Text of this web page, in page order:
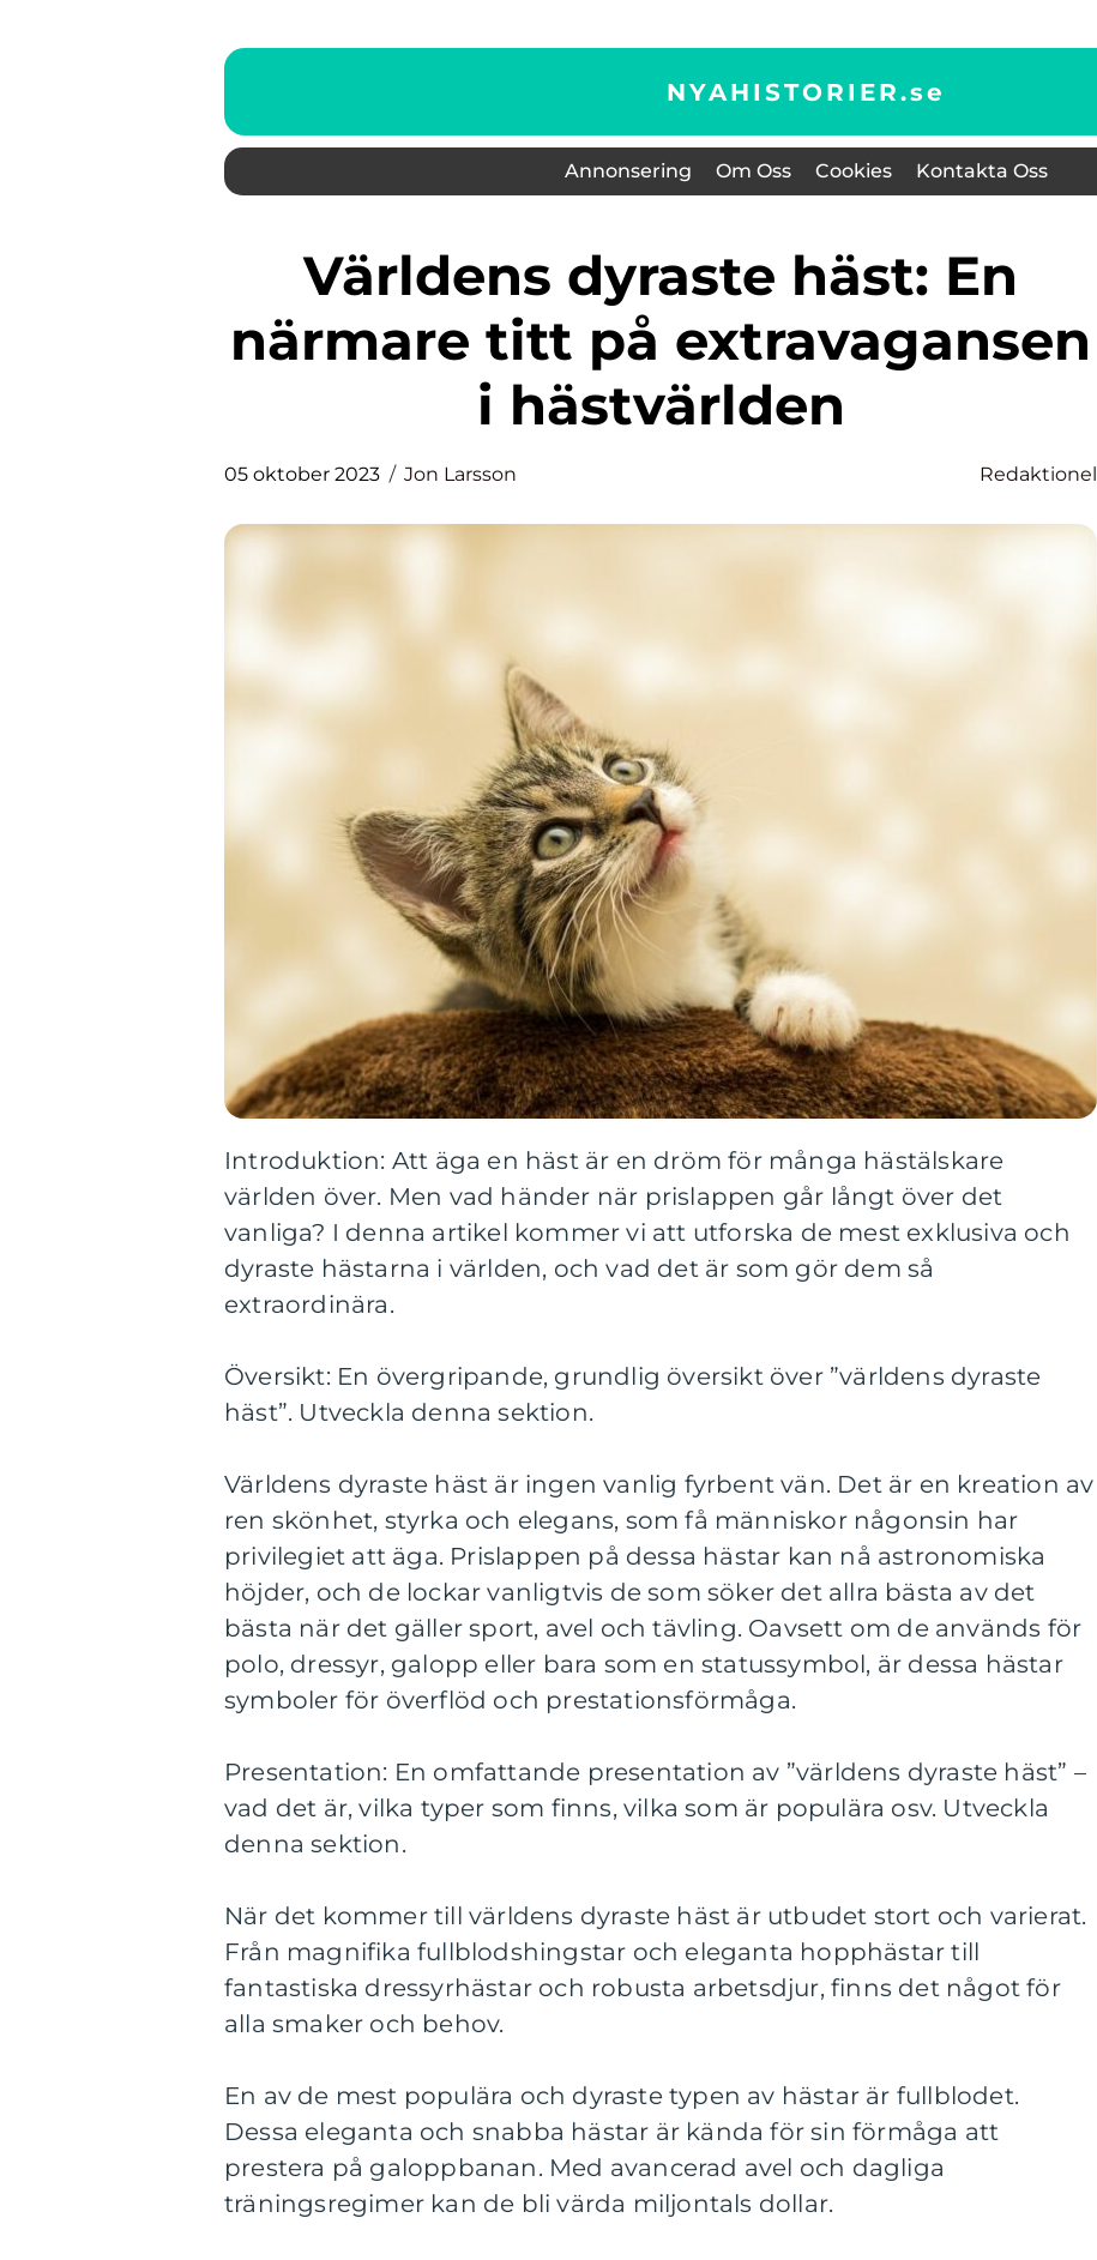
NYAHISTORIER.se
Annonsering Om Oss Cookies Kontakta Oss
Världens dyraste häst: En
närmare titt på extravagansen
i hästvärlden
05 oktober 2023 Jon Larsson Redaktionel
Introduktion: Att äga en häst är en dröm för många hästälskare
världen över. Men vad händer när prislappen går långt över det
vanliga? I denna artikel kommer vi att utforska de mest exklusiva och
dyraste hästarna i världen, och vad det är som gör dem så
extraordinära.
Översikt: En övergripande, grundlig översikt över ”världens dyraste
häst”. Utveckla denna sektion.
Världens dyraste häst är ingen vanlig fyrbent vän. Det är en kreation av
ren skönhet, styrka och elegans, som få människor någonsin har
privilegiet att äga. Prislappen på dessa hästar kan nå astronomiska
höjder, och de lockar vanligtvis de som söker det allra bästa av det
bästa när det gäller sport, avel och tävling. Oavsett om de används för
polo, dressyr, galopp eller bara som en statussymbol, är dessa hästar
symboler för överflöd och prestationsförmåga.
Presentation: En omfattande presentation av ”världens dyraste häst” –
vad det är, vilka typer som finns, vilka som är populära osv. Utveckla
denna sektion.
När det kommer till världens dyraste häst är utbudet stort och varierat.
Från magnifika fullblodshingstar och eleganta hopphästar till
fantastiska dressyrhästar och robusta arbetsdjur, finns det något för
alla smaker och behov.
En av de mest populära och dyraste typen av hästar är fullblodet.
Dessa eleganta och snabba hästar är kända för sin förmåga att
prestera på galoppbanan. Med avancerad avel och dagliga
träningsregimer kan de bli värda miljontals dollar.